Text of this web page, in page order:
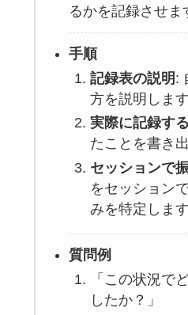
るかを記録させま
手順
記録表の説明 :
方を説明します
実際に記録する
たことを書き
セッションで
をセッション
みを特定します
質問例
「この状況で
したか？」